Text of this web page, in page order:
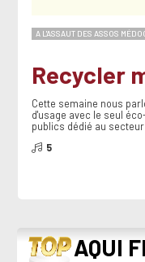
A L'ASSAUT DES ASSOS
Recycler
Cette semaine nous
d'usage avec le seul
publics dédié au
5
TOP AQUI